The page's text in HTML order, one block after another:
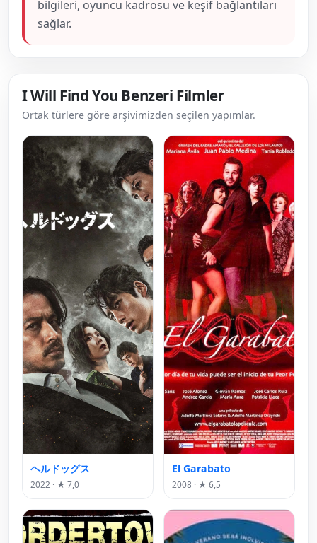
bilgileri, oyuncu kadrosu ve keşif bağlantıları
sağlar.
I Will Find You Benzeri Filmler
Ortak türlere göre arşivimizden seçilen yapımlar.
ヘルドッグス
2022 · ★ 7,0
El Garabato
2008 · ★ 6,5